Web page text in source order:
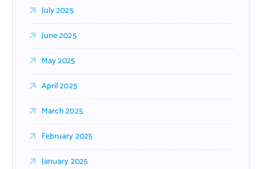
July 2025
June 2025
May 2025
April 2025
March 2025
February 2025
January 2025